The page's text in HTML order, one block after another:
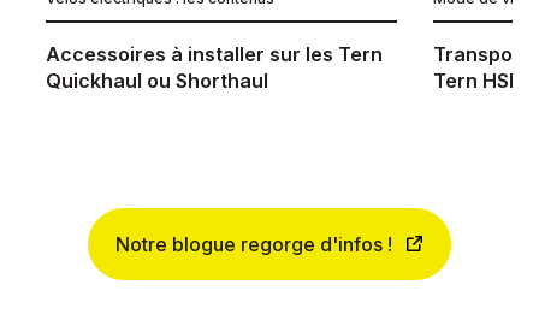
Accessoires à installer sur les Tern
Quickhaul ou Shorthaul
Tern HSD
Notre blogue regorge d'infos !